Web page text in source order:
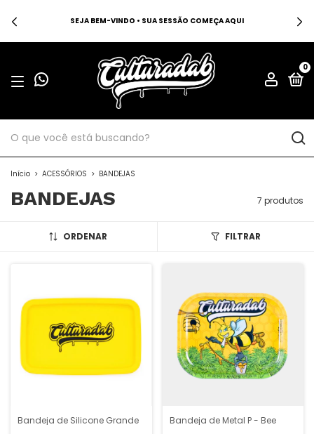
SEJA BEM-VINDO • SUA SESSÃO COMEÇA AQUI
0
Início > ACESSÓRIOS > BANDEJAS
BANDEJAS 7 produtos
ORDENAR FILTRAR
Bandeja de Silicone Grande Bandeja de Metal P - Bee